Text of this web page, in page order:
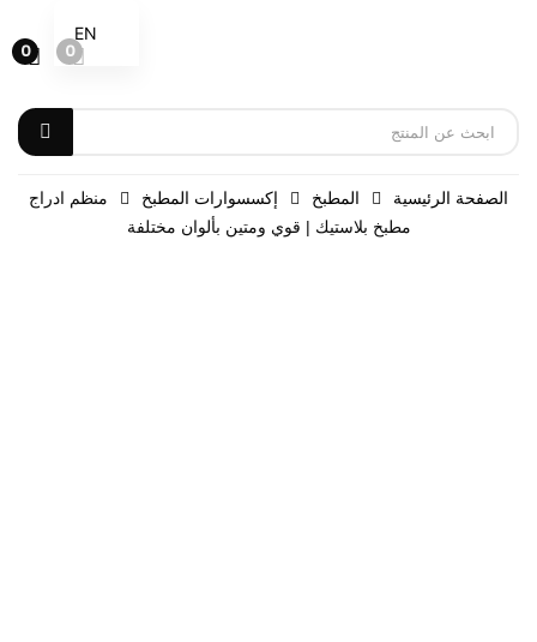
0
0
الصفحة الرئيسية المطبخ إكسسوارات المطبخ
منظم ادراج
مطبخ بلاستيك | قوي ومتين بألوان مختلفة
EN